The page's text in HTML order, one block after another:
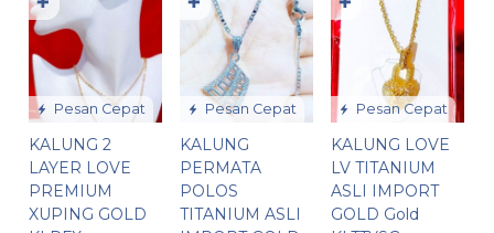
Pesan Cepat
KALUNG 2
LAYER LOVE
PREMIUM
XUPING GOLD
Pesan Cepat
KALUNG
PERMATA
POLOS
TITANIUM ASLI
Pesan Cepat
KALUNG LOVE
LV TITANIUM
ASLI IMPORT
GOLD Gold